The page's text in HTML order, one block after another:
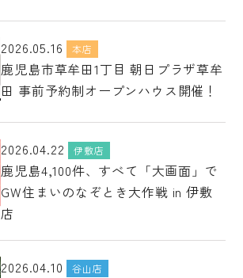
2026.05.16 本店
鹿児島市草牟田1丁目 朝日プラザ草牟
田 事前予約制オープンハウス開催！
2026.04.22 伊敷店
鹿児島4,100件、すべて「大画面」で
GW住まいのなぞとき大作戦 in 伊敷
店
2026.04.10 谷山店